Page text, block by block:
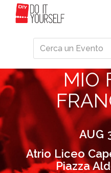
MIO
AUG
Atrio Liceo
Piazza